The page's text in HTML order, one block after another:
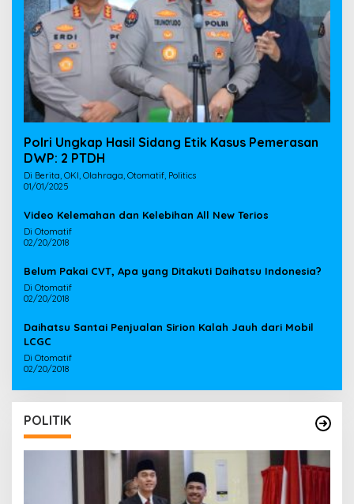
Polri Ungkap Hasil Sidang Etik Kasus Pemerasan
DWP: 2 PTDH
Di Berita, OKI, Olahraga, Otomatif, Politics
01/01/2025
Video Kelemahan dan Kelebihan All New Terios
Di Otomatif
02/20/2018
Belum Pakai CVT, Apa yang Ditakuti Daihatsu Indonesia?
Di Otomatif
02/20/2018
Daihatsu Santai Penjualan Sirion Kalah Jauh dari Mobil
LCGC
Di Otomatif
02/20/2018
POLITIK